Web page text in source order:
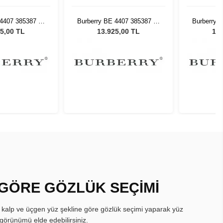
385387 54
Gözlüğü
TL
Burberry BE 4407 385387 54
Kadın Güneş Gözlüğü
13.925,00 TL
Burberry
GÖZLÜK SEÇİMİ
ve üçgen yüz şekline göre gözlük seçimi yaparak yüz
elde edebilirsiniz.